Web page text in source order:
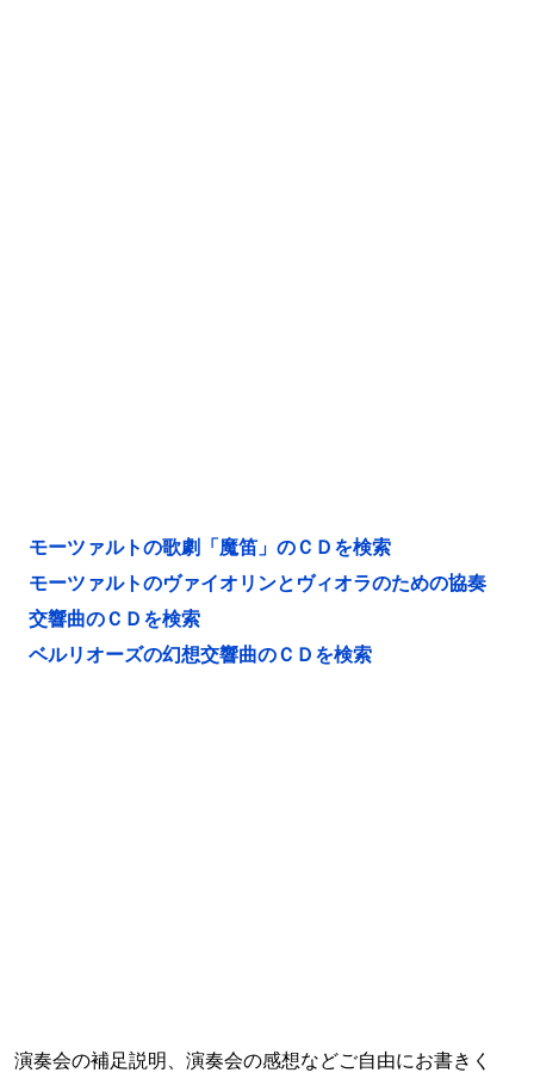
モーツァルトの歌劇「魔笛」のＣＤを検索
モーツァルトのヴァイオリンとヴィオラのための協奏
交響曲のＣＤを検索
ベルリオーズの幻想交響曲のＣＤを検索
演奏会の補足説明、演奏会の感想などご自由にお書きく